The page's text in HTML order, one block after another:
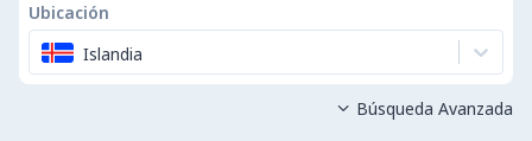
Ubicación
Islandia
 Búsqueda Avanzada